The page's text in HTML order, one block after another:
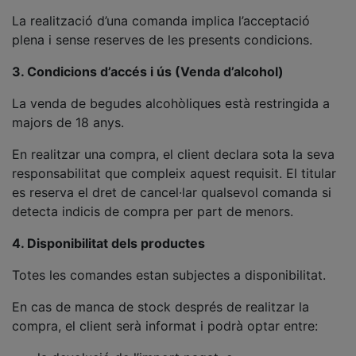
La realització d’una comanda implica l’acceptació
plena i sense reserves de les presents condicions.
3. Condicions d’accés i ús (Venda d’alcohol)
La venda de begudes alcohòliques està restringida a
majors de 18 anys.
En realitzar una compra, el client declara sota la seva
responsabilitat que compleix aquest requisit. El titular
es reserva el dret de cancel·lar qualsevol comanda si
detecta indicis de compra per part de menors.
4. Disponibilitat dels productes
Totes les comandes estan subjectes a disponibilitat.
En cas de manca de stock després de realitzar la
compra, el client serà informat i podrà optar entre: